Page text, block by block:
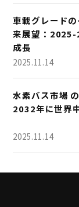
車載グレード
来展望：2025-
成長
2025.11.14
水素バス市場
2032年に世界
2025.11.14